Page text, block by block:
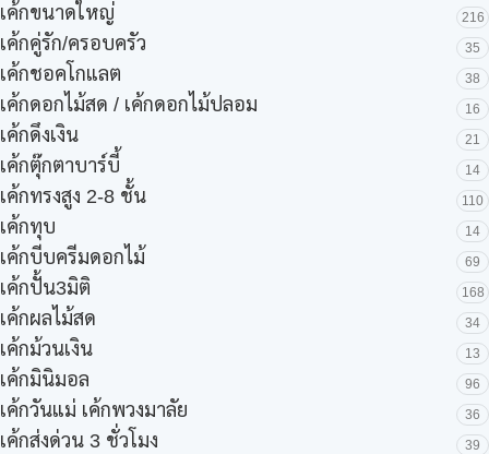
เค้กขนาดใหญ่ 216
เค้กคู่รัก/ครอบครัว 35
เค้กชอคโกแลต 38
เค้กดอกไม้สด / เค้กดอกไม้ปลอม 16
เค้กดึงเงิน 21
เค้กตุ๊กตาบาร์บี้ 14
เค้กทรงสูง 2-8 ชั้น 110
เค้กทุบ 14
เค้กบีบครีมดอกไม้ 69
เค้กปั้น3มิติ 168
เค้กผลไม้สด 34
เค้กม้วนเงิน 13
เค้กมินิมอล 96
เค้กวันแม่ เค้กพวงมาลัย 36
เค้กส่งด่วน 3 ชั่วโมง 39